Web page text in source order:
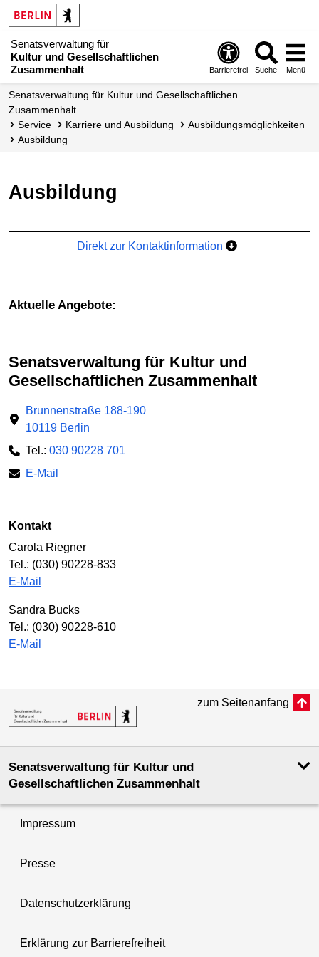
Senatsverwaltung für
Kultur und Gesellschaftlichen
Zusammenhalt
Barrierefrei Suche Menü
Senatsverwaltung für Kultur und Gesellschaftlichen
Zusammenhalt
Service
Karriere und Ausbildung
Ausbildungs­möglichkeiten
Ausbildung
Ausbildung
Direkt zur Kontaktinformation
aktuelle Angebote:
Senatsverwaltung für Kultur und
Gesellschaftlichen Zusammenhalt
Brunnenstraße 188-190
10119 Berlin
Tel.: 030 90228 701
E-Mail
Kontakt
Carola Riegner
Tel.: (030) 90228-833
E-Mail
Sandra Bucks
Tel.: (030) 90228-610
E-Mail
zum Seitenanfang
Senatsverwaltung für Kultur und
Gesellschaftlichen Zusammenhalt
Impressum
Presse
Datenschutzerklärung
Erklärung zur Barrierefreiheit